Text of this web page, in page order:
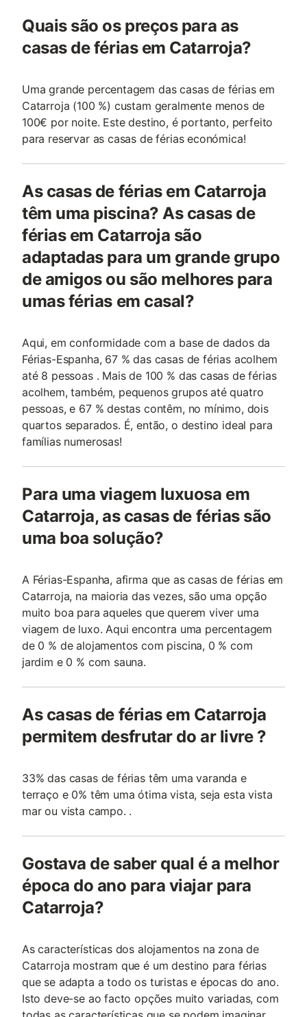
Quais são os preços para as
casas de férias em Catarroja?
Uma grande percentagem das casas de férias em
Catarroja (100 %) custam geralmente menos de
100€ por noite. Este destino, é portanto, perfeito
para reservar as casas de férias económica!
As casas de férias em Catarroja
têm uma piscina? As casas de
férias em Catarroja são
adaptadas para um grande grupo
de amigos ou são melhores para
umas férias em casal?
Aqui, em conformidade com a base de dados da
Férias-Espanha, 67 % das casas de férias acolhem
até 8 pessoas . Mais de 100 % das casas de férias
acolhem, também, pequenos grupos até quatro
pessoas, e 67 % destas contêm, no mínimo, dois
quartos separados. É, então, o destino ideal para
famílias numerosas!
Para uma viagem luxuosa em
Catarroja, as casas de férias são
uma boa solução?
A Férias-Espanha, afirma que as casas de férias em
Catarroja, na maioria das vezes, são uma opção
muito boa para aqueles que querem viver uma
viagem de luxo. Aqui encontra uma percentagem
de 0 % de alojamentos com piscina, 0 % com
jardim e 0 % com sauna.
As casas de férias em Catarroja
permitem desfrutar do ar livre ?
33% das casas de férias têm uma varanda e
terraço e 0% têm uma ótima vista, seja esta vista
mar ou vista campo. .
Gostava de saber qual é a melhor
época do ano para viajar para
Catarroja?
As características dos alojamentos na zona de
Catarroja mostram que é um destino para férias
que se adapta a todo os turistas e épocas do ano.
Isto deve-se ao facto opções muito variadas, com